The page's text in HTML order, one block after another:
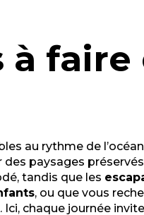
au rythme de
paysages
tandis que les
, ou que vous
chaque journée